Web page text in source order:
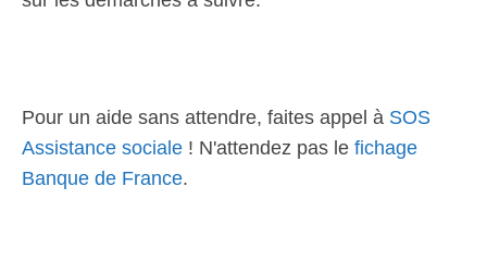
Pour un aide sans attendre, faites appel à SOS
Assistance sociale ! N'attendez pas le fichage
Banque de France.